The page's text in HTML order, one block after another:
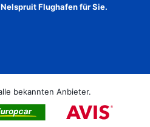
Flughafen für Sie.
bekannten Anbieter.